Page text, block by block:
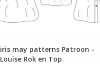
iris may patterns Patroon -
Louise Rok en Top